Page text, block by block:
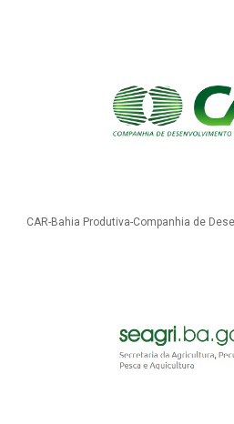
CAR-Bahia Produtiva-Companhia de